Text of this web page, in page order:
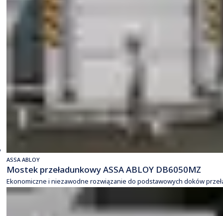
ASSA ABLOY
Mostek przeładunkowy ASSA ABLOY DB6050MZ
Ekonomiczne i niezawodne rozwiązanie do podstawowych doków